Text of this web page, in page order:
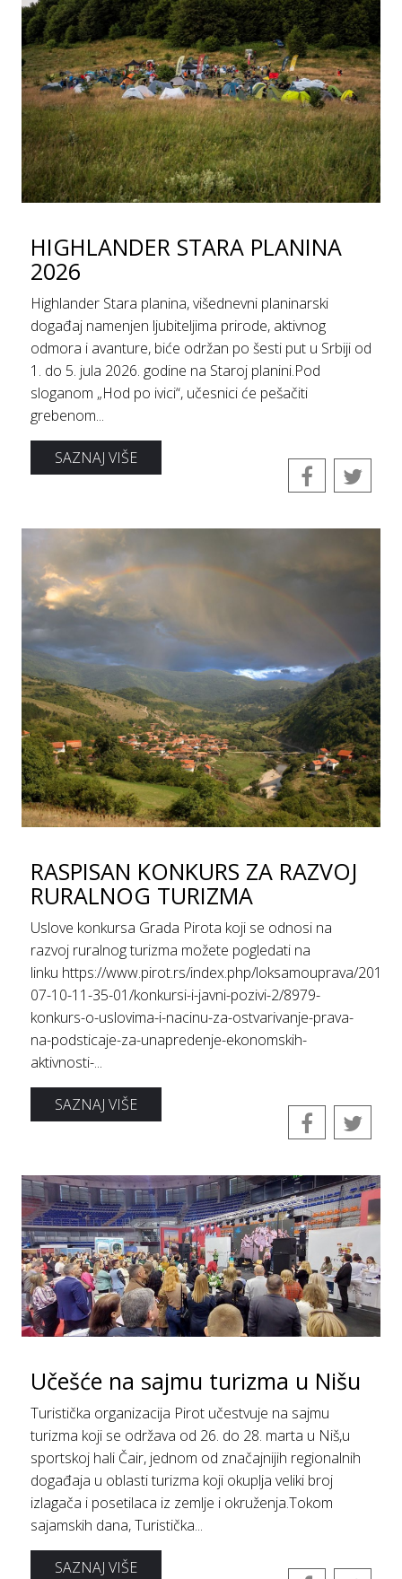
HIGHLANDER STARA PLANINA
2026
Highlander Stara planina, višednevni planinarski
događaj namenjen ljubiteljima prirode, aktivnog
odmora i avanture, biće održan po šesti put u Srbiji od
1. do 5. jula 2026. godine na Staroj planini.Pod
sloganom „Hod po ivici“, učesnici će pešačiti
grebenom...
SAZNAJ VIŠE
RASPISAN KONKURS ZA RAZVOJ
RURALNOG TURIZMA
Uslove konkursa Grada Pirota koji se odnosi na
razvoj ruralnog turizma možete pogledati na
linku https://www.pirot.rs/index.php/loksamouprava/2014-
07-10-11-35-01/konkursi-i-javni-pozivi-2/8979-
konkurs-o-uslovima-i-nacinu-za-ostvarivanje-prava-
na-podsticaje-za-unapredenje-ekonomskih-
aktivnosti-...
SAZNAJ VIŠE
Učešće na sajmu turizma u Nišu
Turistička organizacija Pirot učestvuje na sajmu
turizma koji se održava od 26. do 28. marta u Niš,u
sportskoj hali Čair, jednom od značajnijih regionalnih
događaja u oblasti turizma koji okuplja veliki broj
izlagača i posetilaca iz zemlje i okruženja.Tokom
sajamskih dana, Turistička...
SAZNAJ VIŠE